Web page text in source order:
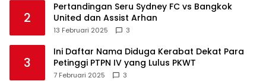
2
Pertandingan Seru Sydney FC vs Bangkok
United dan Assist Arhan
13 Februari 2025 3
3
Ini Daftar Nama Diduga Kerabat Dekat Para
Petinggi PTPN IV yang Lulus PKWT
7 Februari 2025 3